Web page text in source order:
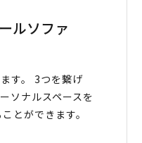
ルソファ
す。 3つを繋げ
ソナルスペースを
とができます。